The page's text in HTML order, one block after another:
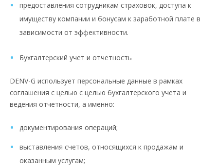
предоставления сотрудникам страховок, доступа к
имуществу компании и бонусам к заработной плате в
зависимости от эффективности.
Бухгалтерский учет и отчетность
DENV-G использует персональные данные в рамках
соглашения с целью с целью бухгалтерского учета и
ведения отчетности, а именно:
документирования операций;
выставления счетов, относящихся к продажам и
оказанным услугам;